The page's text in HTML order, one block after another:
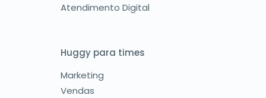
Atendimento Digital
Huggy para times
Marketing
Vendas